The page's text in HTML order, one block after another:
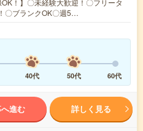
OK！】〇未経験大歓迎！〇フリータ
〇ブランクOK〇週5…
40代 50代 60代
進む 詳しく見る